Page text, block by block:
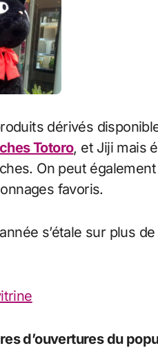
dérivés
Totoro, et Jiji mais
On peut
favoris.
s’étale sur plus
d’ouvertures du